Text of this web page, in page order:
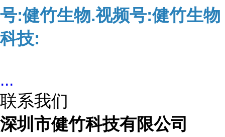
号:健竹生物.视频号:健竹生物
科技:
...
联系我们
深圳市健竹科技有限公司